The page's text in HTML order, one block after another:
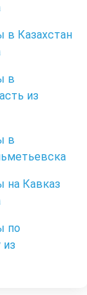
в Казахстан
в
из
в
на Кавказ
по